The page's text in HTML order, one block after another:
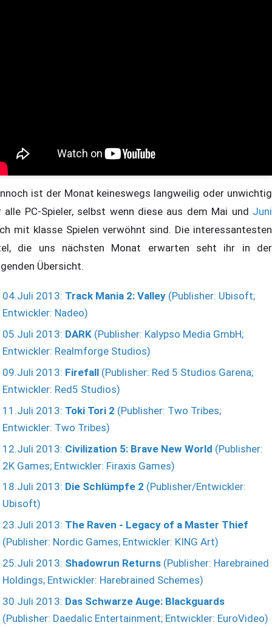
ist der Monat keineswegs langweilig oder unwichtig
alle PC-Spieler, selbst wenn diese aus dem Mai und Juni
mit klasse Spielen verwöhnt sind. Die interessantesten
die uns nächsten Monat erwarten seht ihr in der
Übersicht.
04.Juli 2013: Track Mania 2: Valley (Publisher: Ubisoft;
Entwickler: Nadeo)
05.Juli 2013: DARK (Publisher: Kalypso Media GmbH;
Entwickler: Realmforge Studios)
09.Juli 2013: Firefall (Publisher: Red 5 Studios Garena;
Entwickler: Red5 Studios)
11.Juli 2013: Toki Tori 2 (Publisher: Two Tribes;
Entwickler: Two Tribes)
12.Juli 2013: Civilization 5: Brave New World (Publisher:
2K Games; Entwickler: Firaxis Games)
18.Juli 2013: Die Schlümpfe 2 (Publisher/Entwickler:
Ubisoft)
23.Juli 2013: The Raven - Legacy of a Master Thief
(Publisher: Nordic Games; Entwickler: KING Art)
25.Juli 2013: Shadowrun Returns (Publisher: Harebrained
Holdings; Entwickler: Harebrained Schemes)
30.Juli 2013: Das Schwarze Auge: Blackguards
(Publisher: Daedalic Entertainment; Entwickler: EuroVideo)